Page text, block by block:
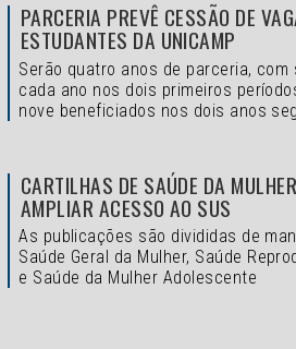
PARCERIA PREVÊ CESSÃO DE
ESTUDANTES DA UNICAMP
Serão quatro anos de parceria,
cada ano nos dois primeiros
nove beneficiados nos dois anos
CARTILHAS DE SAÚDE DA
AMPLIAR ACESSO AO SUS
As publicações são divididas de
Saúde Geral da Mulher, Saúde
e Saúde da Mulher Adolescente